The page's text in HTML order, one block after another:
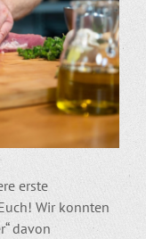
erste
Wir konnten
davon